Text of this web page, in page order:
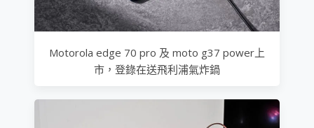
Motorola edge 70 pro 及 moto g37 power上
市，登錄在送飛利浦氣炸鍋